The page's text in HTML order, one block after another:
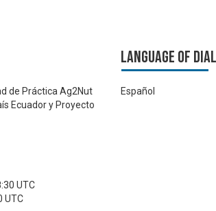
de Práctica Ag2Nut
Ecuador y Proyecto
Language of
Español
UTC
UTC